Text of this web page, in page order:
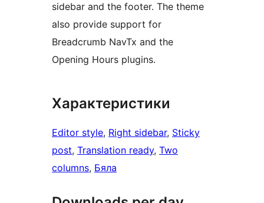
sidebar and the footer. The theme
also provide support for
Breadcrumb NavTx and the
Opening Hours plugins.
Характеристики
Editor style, Right sidebar, Sticky
post, Translation ready, Two
columns, Бяла